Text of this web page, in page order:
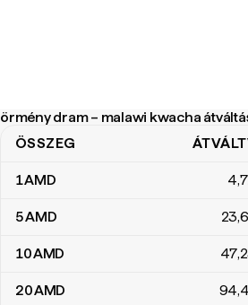
örmény dram – malawi kwacha
örmény dram – malawi kwacha átváltási
ÖSSZEG
1AMD 4
5AMD 23
10AMD 47
20AMD 94